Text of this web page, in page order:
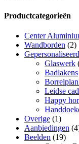
Productcategorieën
Center
Wandborden (2)
Glaswerk
Badlakens
Leidse
Happy
Overige (1)
Aanbiedingen
Beelden (19)